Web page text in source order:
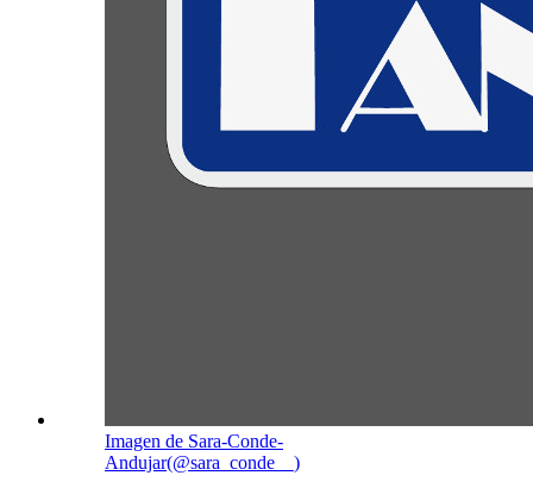
Imagen de Sara-Conde-
Andujar(@sara_conde__)